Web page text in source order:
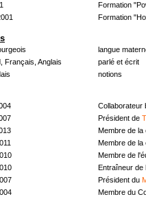
Formation
Formation
langue
Français, Anglais
parlé et écrit
notions
Collaborateur
Président de
Membre de
Membre de
Membre de
Entraîneur de
Président du
Membre du